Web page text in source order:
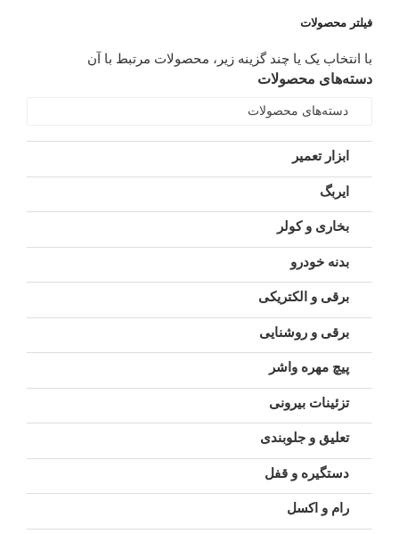
فیلتر محصولات
با انتخاب یک یا چند گزینه زیر، محصولات مرتبط با آن
دسته‌های محصولات
دسته‌های محصولات
ابزار تعمیر
ایربگ
بخاری و کولر
بدنه خودرو
برقی و الکتریکی
برقی و روشنایی
پیچ مهره واشر
تزئینات بیرونی
تعلیق و جلوبندی
دستگیره و قفل
رام و اکسل